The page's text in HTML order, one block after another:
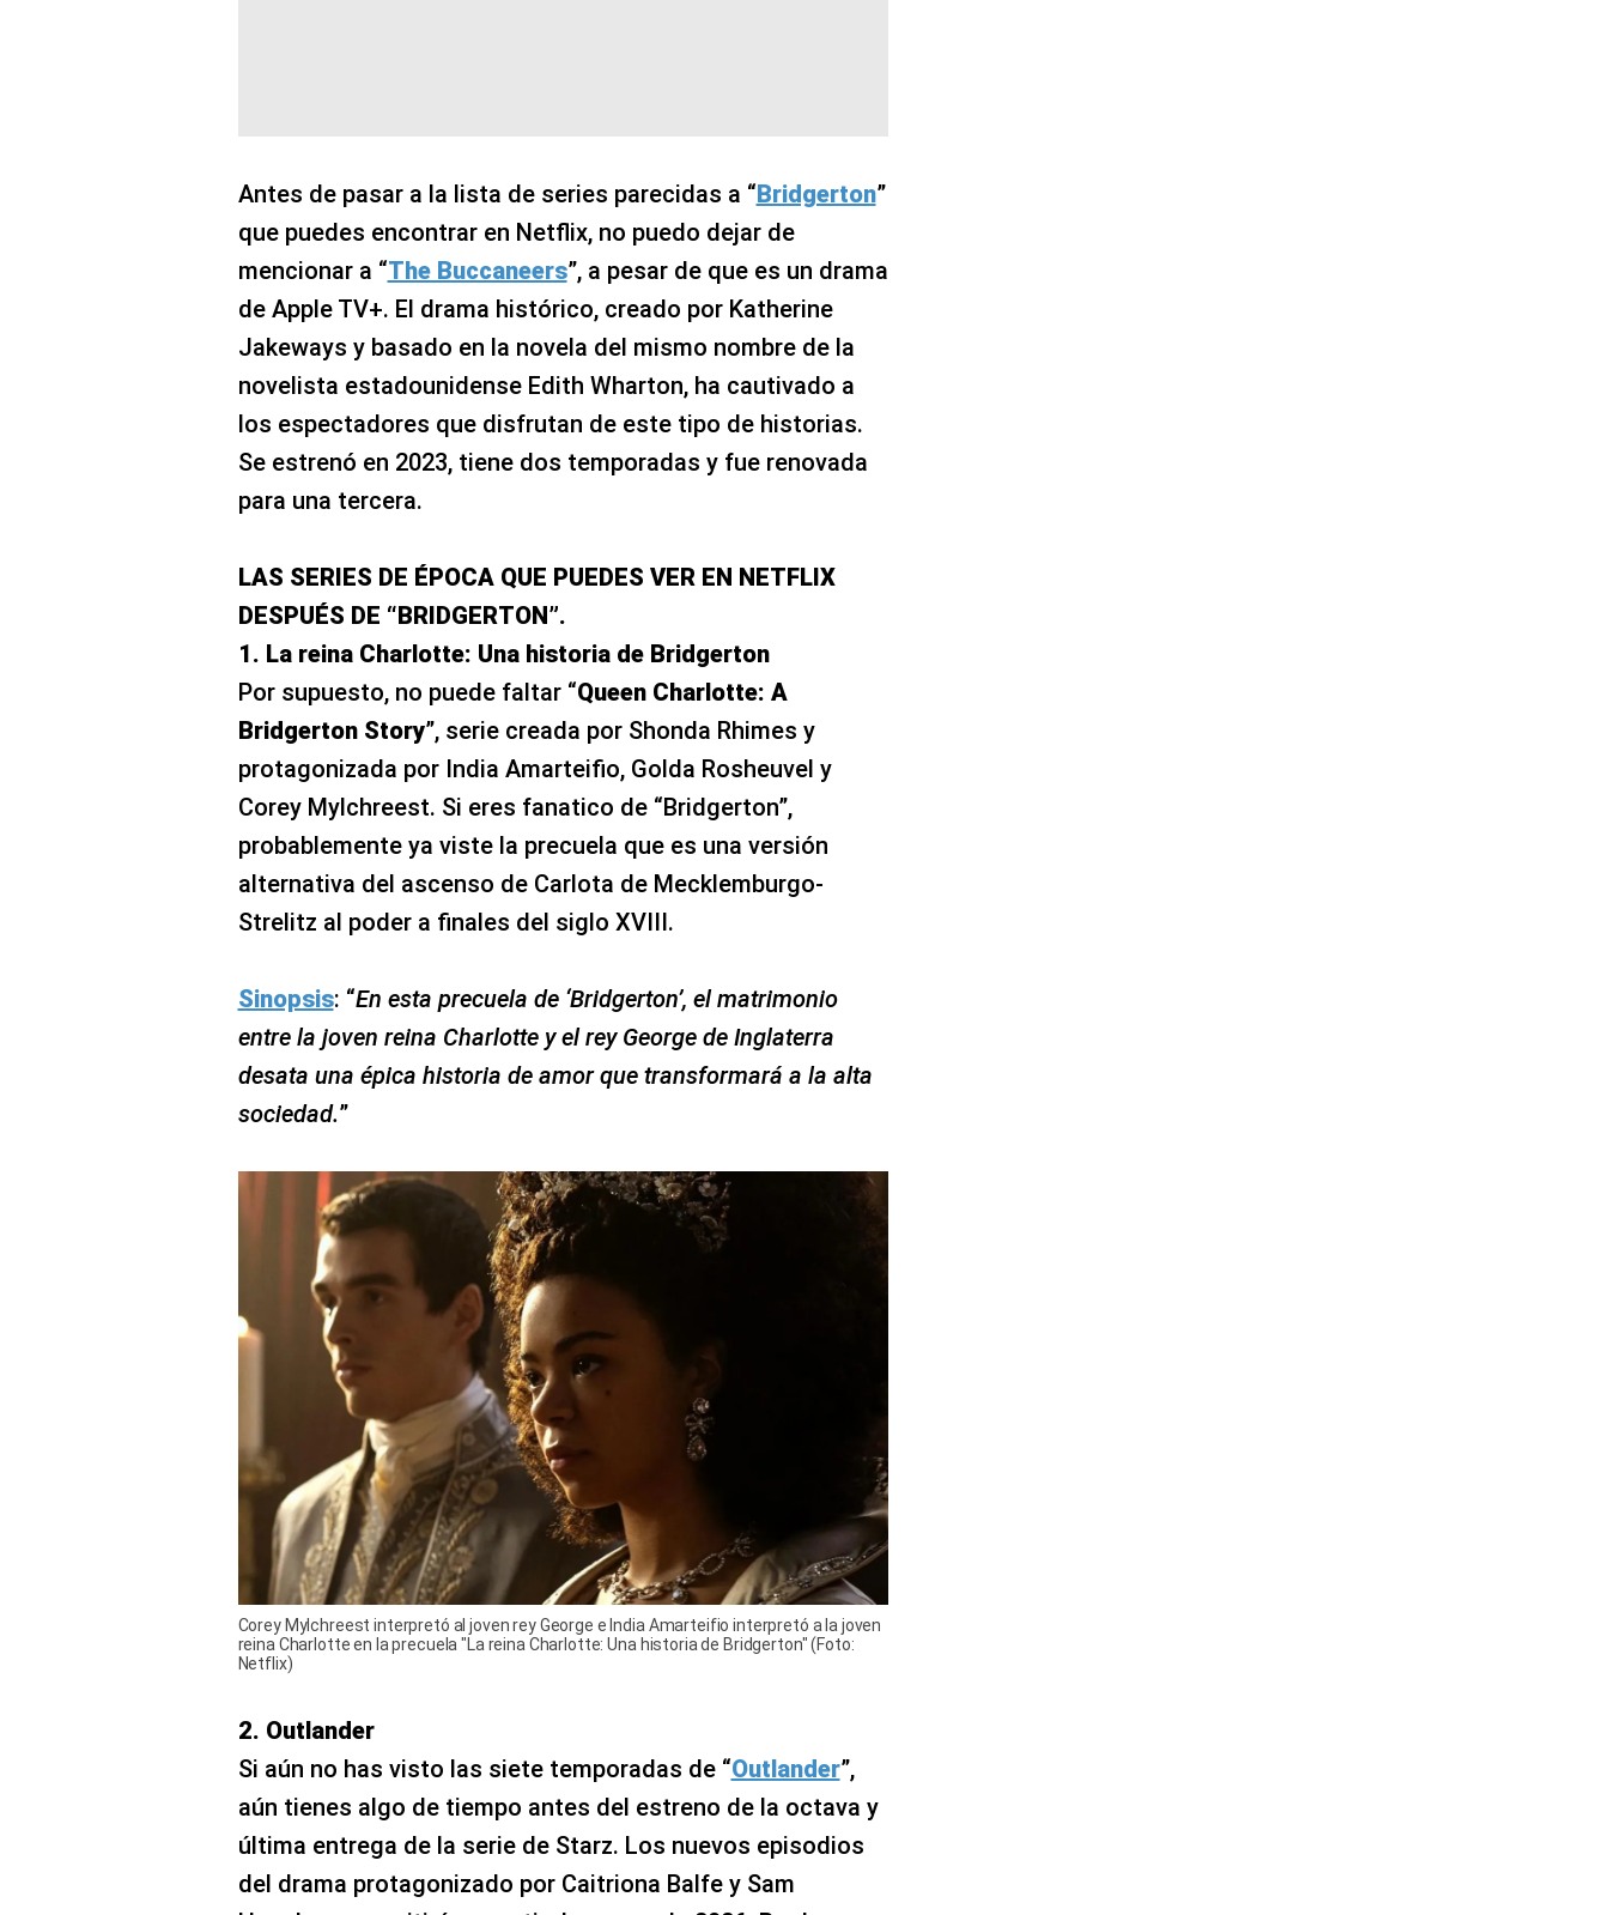
Antes de pasar a la lista de series parecidas a “Bridgerton”
que puedes encontrar en Netflix, no puedo dejar de
mencionar a “The Buccaneers”, a pesar de que es un drama
de Apple TV+. El drama histórico, creado por Katherine
Jakeways y basado en la novela del mismo nombre de la
novelista estadounidense Edith Wharton, ha cautivado a
los espectadores que disfrutan de este tipo de historias.
Se estrenó en 2023, tiene dos temporadas y fue renovada
para una tercera.
LAS SERIES DE ÉPOCA QUE PUEDES VER EN NETFLIX
DESPUÉS DE “BRIDGERTON”.
1. La reina Charlotte: Una historia de Bridgerton
Por supuesto, no puede faltar “Queen Charlotte: A
Bridgerton Story”, serie creada por Shonda Rhimes y
protagonizada por India Amarteifio, Golda Rosheuvel y
Corey Mylchreest. Si eres fanatico de “Bridgerton”,
probablemente ya viste la precuela que es una versión
alternativa del ascenso de Carlota de Mecklemburgo-
Strelitz al poder a finales del siglo XVIII.
Sinopsis: “En esta precuela de ‘Bridgerton’, el matrimonio
entre la joven reina Charlotte y el rey George de Inglaterra
desata una épica historia de amor que transformará a la alta
sociedad.”
Corey Mylchreest interpretó al joven rey George e India Amarteifio interpretó a la joven
reina Charlotte en la precuela "La reina Charlotte: Una historia de Bridgerton" (Foto:
Netflix)
2. Outlander
Si aún no has visto las siete temporadas de “Outlander”,
aún tienes algo de tiempo antes del estreno de la octava y
última entrega de la serie de Starz. Los nuevos episodios
del drama protagonizado por Caitriona Balfe y Sam